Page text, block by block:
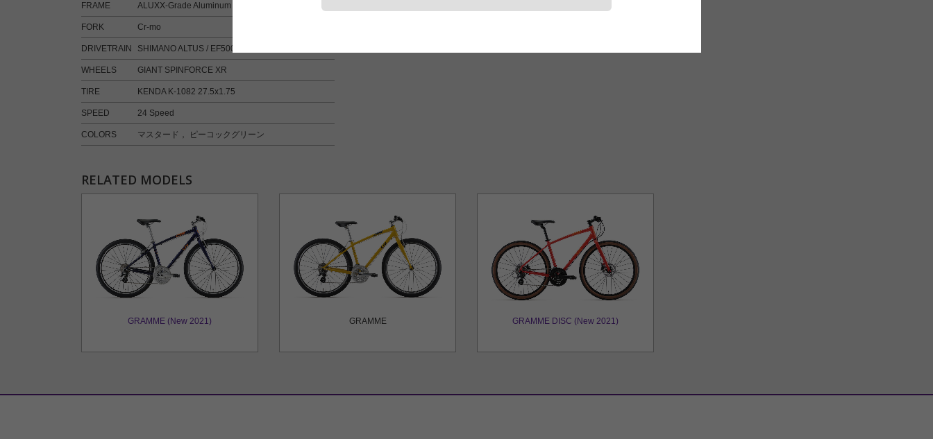
FRAME ALUXX-Grade Aluminum
FORK Cr-mo
DRIVETRAIN SHIMANO ALTUS / EF500
WHEELS GIANT SPINFORCE XR
TIRE KENDA K-1082 27.5x1.75
SPEED 24 Speed
COLORS マスタード， ピーコックグリーン
RELATED MODELS
GRAMME (New 2021) GRAMME GRAMME DISC (New 2021)